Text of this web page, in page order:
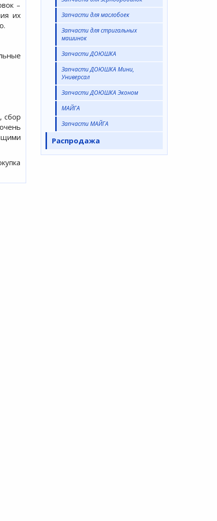
–
их
сбор
Запчасти для маслобоек
Запчасти для стригальных
машинок
Запчасти ДОЮШКА
Запчасти ДОЮШКА Мини,
Универсал
Запчасти ДОЮШКА Эконом
МАЙГА
Запчасти МАЙГА
Распродажа